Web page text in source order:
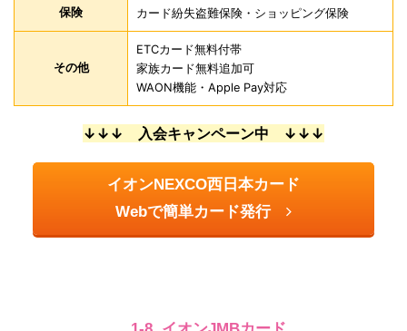
保険 カード紛失盗難保険・ショッピング保険
その他
ETCカード無料付帯
家族カード無料追加可
WAON機能・Apple Pay対応
↓↓↓ 入会キャンペーン中 ↓↓↓
イオンNEXCO西日本カード
Webで簡単カード発行